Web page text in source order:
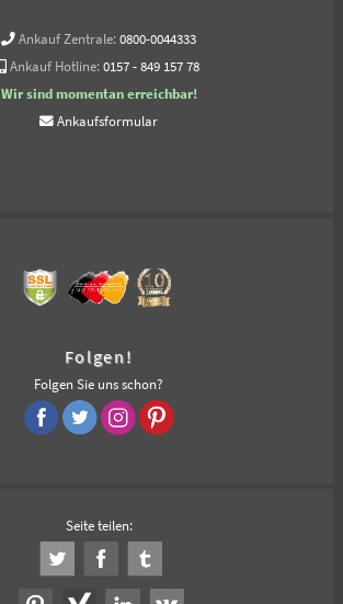
Ankauf Zentrale: 0800-0044333
Ankauf Hotline: 0157 - 849 157 78
Wir sind momentan erreichbar!
Ankaufsformular
Folgen!
Folgen Sie uns schon?
Seite teilen: